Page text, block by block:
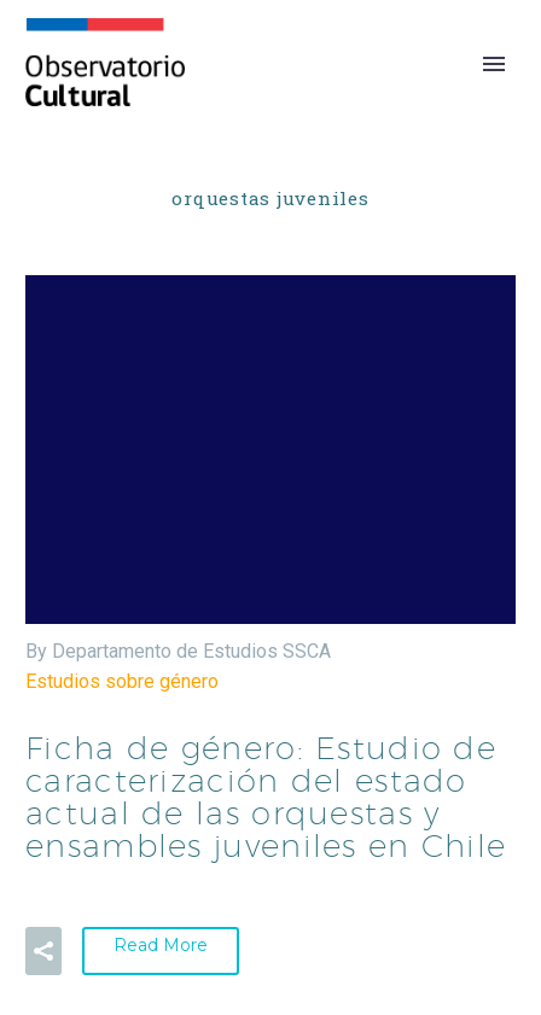
orquestas juveniles
By Departamento de Estudios SSCA
Estudios sobre género
Ficha de género: Estudio de
caracterización del estado
actual de las orquestas y
ensambles juveniles en Chile
Read More